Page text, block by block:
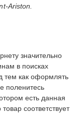
Ariston.
значительно
в поисках
тем как оформлять
поленитесь
есть данная
соответствует